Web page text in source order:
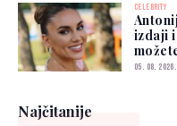
CELEBRITY
izdaji
05. 08. 2026.
Najčitanije